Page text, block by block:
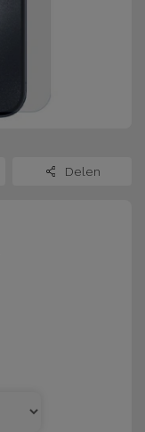
Delen